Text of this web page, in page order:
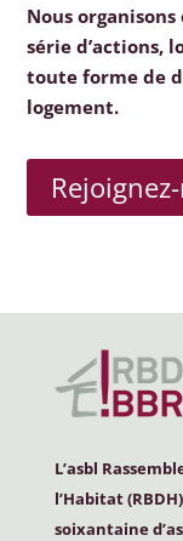
Nous
série d’actions,
toute forme de
logement.
L’asbl
l’Habitat (RBDH
soixantaine